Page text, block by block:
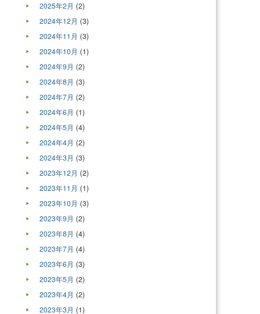
2025年2月 (2)
2024年12月 (3)
2024年11月 (3)
2024年10月 (1)
2024年9月 (2)
2024年8月 (3)
2024年7月 (2)
2024年6月 (1)
2024年5月 (4)
2024年4月 (2)
2024年3月 (3)
2023年12月 (2)
2023年11月 (1)
2023年10月 (3)
2023年9月 (2)
2023年8月 (4)
2023年7月 (4)
2023年6月 (3)
2023年5月 (2)
2023年4月 (2)
2023年3月 (1)